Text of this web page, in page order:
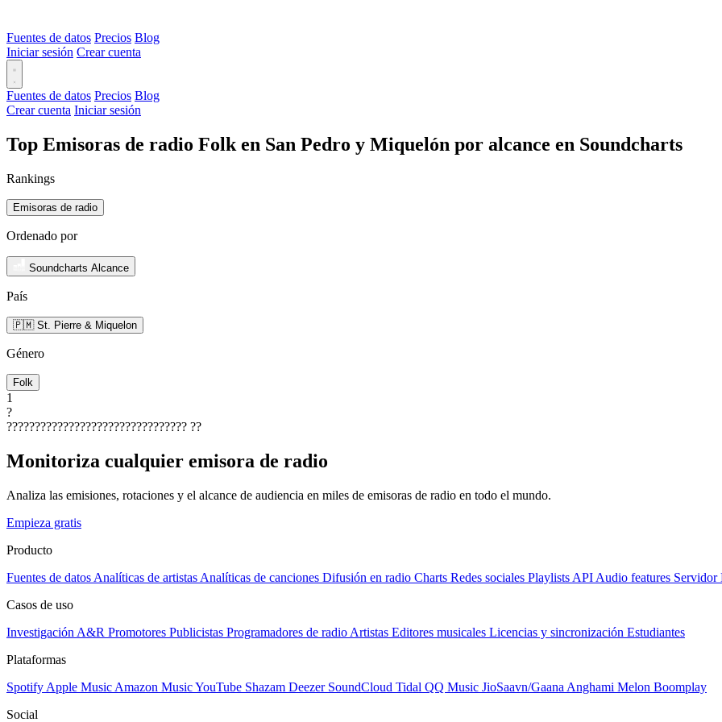
Fuentes de datos Precios Blog
Iniciar sesión Crear cuenta
Fuentes de datos Precios Blog
Crear cuenta Iniciar sesión
Top Emisoras de radio Folk en San Pedro y Miquelón por alcance en Soundcharts
Rankings
Emisoras de radio
Ordenado por
Soundcharts Alcance
País
🇵🇲 St. Pierre & Miquelon
Género
Folk
1
?
???????????????????????????????? ??
Monitoriza cualquier emisora de radio
Analiza las emisiones, rotaciones y el alcance de audiencia en miles de emisoras de radio en todo el mundo.
Empieza gratis
Producto
Fuentes de datos Analíticas de artistas Analíticas de canciones Difusión en radio Charts Redes sociales Playlists API Audio features Servidor
Casos de uso
Investigación A&R Promotores Publicistas Programadores de radio Artistas Editores musicales Licencias y sincronización Estudiantes
Plataformas
Spotify Apple Music Amazon MusicYouTube Shazam Deezer SoundCloud Tidal QQ Music JioSaavn/Gaana Anghami Melon Boomplay
Social